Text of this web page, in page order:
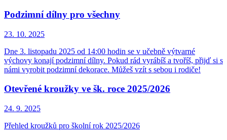
Podzimní dílny pro všechny
23. 10. 2025
Dne 3. listopadu 2025 od 14:00 hodin se v učebně výtvarné
výchovy konají podzimní dílny. Pokud rád vyrábíš a tvoříš, přijď si s
námi vyrobit podzimní dekorace. Můžeš vzít s sebou i rodiče!
Otevřené kroužky ve šk. roce 2025/2026
24. 9. 2025
Přehled kroužků pro školní rok 2025/2026